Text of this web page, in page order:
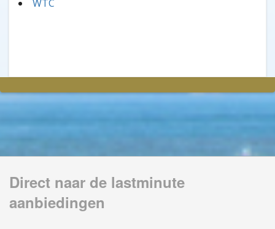
WTC
Direct naar de lastminute
aanbiedingen